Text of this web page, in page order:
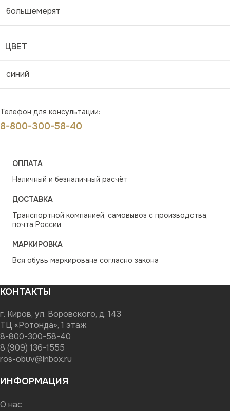
большемерят
ЦВЕТ
синий
Телефон для консультации:
8-800-300-58-40
ОПЛАТА
Наличный и безналичный расчёт
ДОСТАВКА
Транспортной компанией, самовывоз с производства,
почта России
МАРКИРОВКА
Вся обувь маркирована согласно закона
КОНТАКТЫ
г. Киров, ул. Воровского, д. 143
ТЦ «Ротонда», 1 этаж
8-800-300-58-40
8 (909) 136-1555
ros-obuv@inbox.ru
ИНФОРМАЦИЯ
О нас